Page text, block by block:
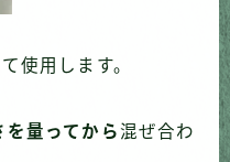
使用します。
量ってから混ぜ合わ